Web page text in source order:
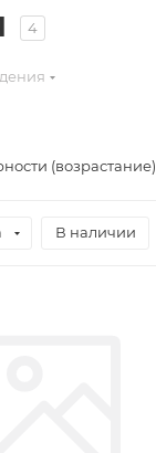
4
(возрастание)
В наличии